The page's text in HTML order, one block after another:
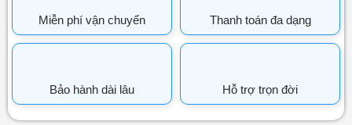
Miễn phí vận chuyển Thanh toán đa dạng
Bảo hành dài lâu Hỗ trợ trọn đời